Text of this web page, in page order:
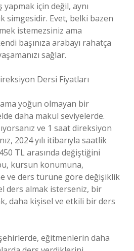
yapmak için değil, aynı
simgesidir. Evet, belki bazen
istemezsiniz ama
başınıza arabayı rahatça
sağlar.
Dersi Fiyatları
yoğun olmayan bir
daha makul seviyelerde.
ve 1 saat direksiyon
2024 yılı itibarıyla saatlik
TL arasında değiştiğini
kursun konumuna,
ve ders türüne göre değişiklik
ders almak isterseniz, bir
daha kişisel ve etkili bir ders
eğitmenlerin daha